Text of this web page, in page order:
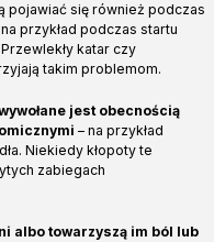
pojawiać się również podczas
przykład podczas startu
katar czy
takim problemom.
jest obecnością
– na przykład
Niekiedy kłopoty te
zabiegach
albo towarzyszą im ból lub